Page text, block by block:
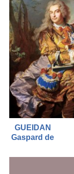
GUEIDAN
Gaspard de